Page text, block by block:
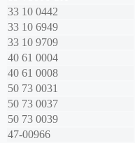
33 10 0442
33 10 6949
33 10 9709
40 61 0004
40 61 0008
50 73 0031
50 73 0037
50 73 0039
47-00966